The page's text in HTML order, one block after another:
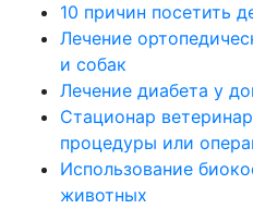
10 причин посетить
Лечение
и собак
Лечение диабета у
Стационар
процедуры или
Использование
животных